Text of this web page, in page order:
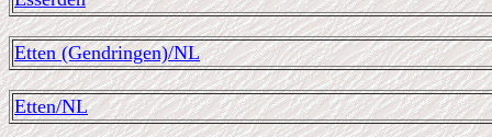
Etten (Gendringen)/NL
Etten/NL